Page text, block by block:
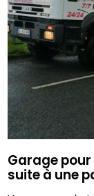
Garage
suite à une